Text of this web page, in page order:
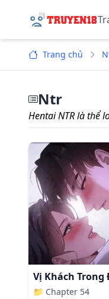
Trang chủ
Ntr
Hentai NTR là thể
Vị Khách Trong
📁 Chapter 54